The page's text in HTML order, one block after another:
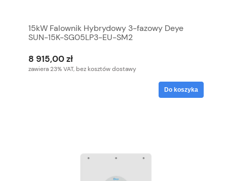
15kW Falownik Hybrydowy 3-fazowy Deye
SUN-15K-SG05LP3-EU-SM2
8 915,00 zł
zawiera 23% VAT, bez kosztów dostawy
Do koszyka